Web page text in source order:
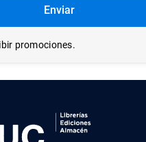
Enviar
promociones.